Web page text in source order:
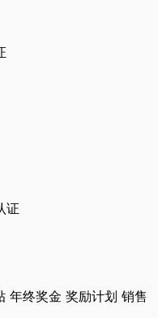
证
年终奖金 奖励计划 销售